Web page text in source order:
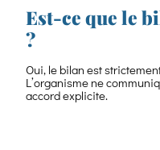
Est-ce que le
?
Oui, le bilan est
L’organisme ne
accord explicite.